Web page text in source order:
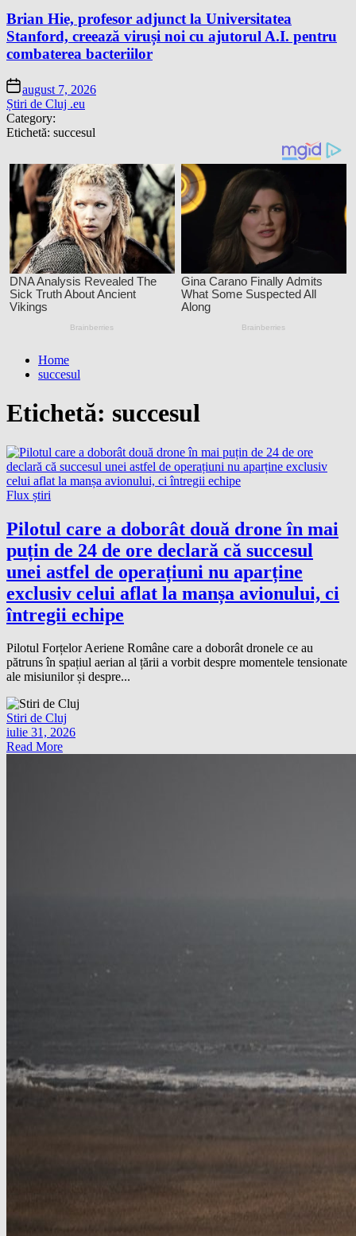
Brian Hie, profesor adjunct la Universitatea
Stanford, creează viruși noi cu ajutorul A.I. pentru
combaterea bacteriilor
august 7, 2026
Știri de Cluj .eu
Category:
Etichetă: succesul
Home
succesul
Etichetă: succesul
Flux știri
Pilotul care a doborât două drone în mai
puțin de 24 de ore declară că succesul
unei astfel de operațiuni nu aparține
exclusiv celui aflat la manșa avionului, ci
întregii echipe
Pilotul Forțelor Aeriene Române care a doborât dronele ce au
pătruns în spațiul aerian al țării a vorbit despre momentele tensionate
ale misiunilor și despre...
Stiri de Cluj
iulie 31, 2026
Read More